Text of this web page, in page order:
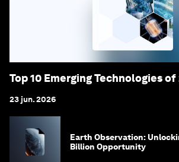
Top 10 Emerging Technologies of
23 jun. 2026
Earth Observation:
Billion Opportunity